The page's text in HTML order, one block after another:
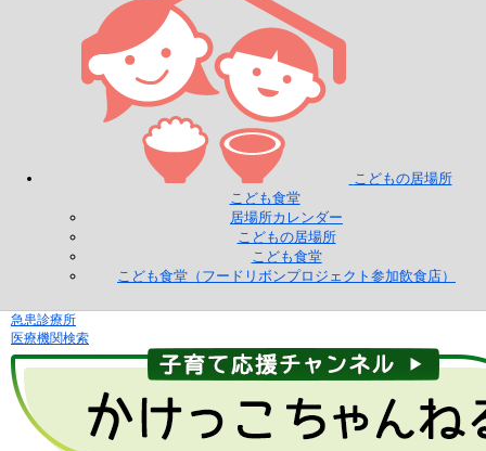
こどもの居場所
こども食堂
居場所カレンダー
こどもの居場所
こども食堂
こども食堂（フードリボンプロジェクト参加飲食店）
急患診療所
医療機関検索